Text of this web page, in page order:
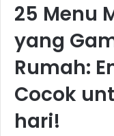
25 Menu
yang
Rumah:
Cocok
hari!